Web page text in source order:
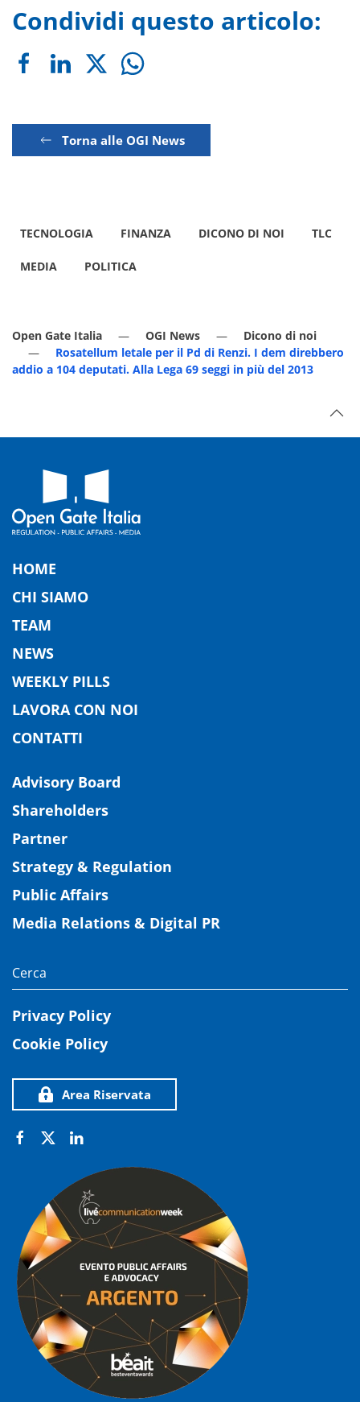
Condividi questo articolo:
Torna alle OGI News
TECNOLOGIA FINANZA DICONO DI NOI TLC
MEDIA POLITICA
Open Gate Italia OGI News
Dicono di noi
Rosatellum letale per il Pd di Renzi. I dem direbbero
addio a 104 deputati. Alla Lega 69 seggi in più del 2013
HOME
CHI SIAMO
TEAM
NEWS
WEEKLY PILLS
LAVORA CON NOI
CONTATTI
Advisory Board
Shareholders
Partner
Strategy & Regulation
Public Affairs
Media Relations & Digital PR
Privacy Policy
Cookie Policy
Area Riservata